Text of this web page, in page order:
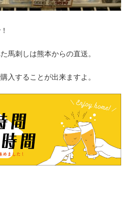
馬刺しは熊本からの直送。
入することが出来ますよ。